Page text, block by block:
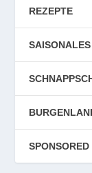
REZEPTE
SAISONALES